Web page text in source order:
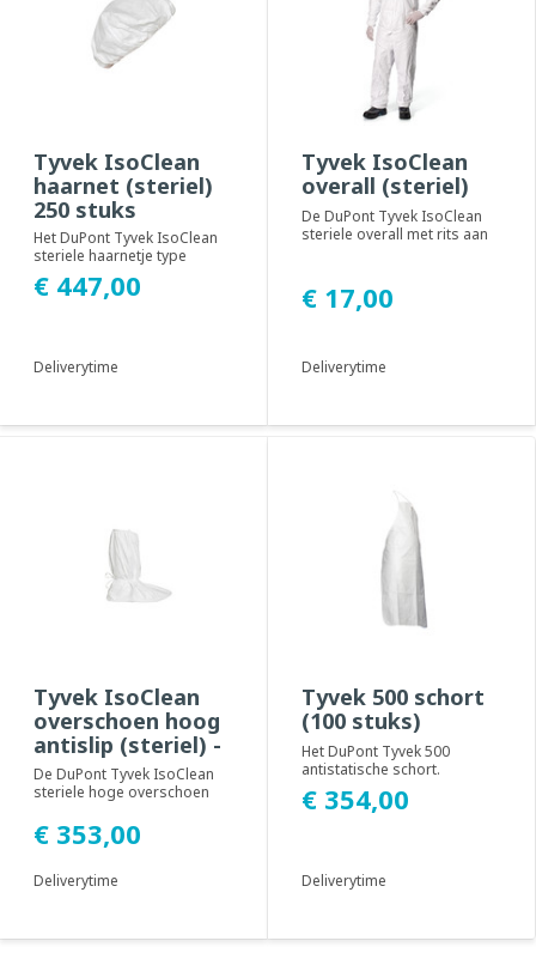
Tyvek IsoClean
haarnet (steriel)
250 stuks
Het DuPont Tyvek IsoClean
steriele haarnetje type
bouffant. Geadviseerd voor
gebruik in cl...
€ 447,00
Deliverytime
Tyvek IsoClean
overall (steriel)
De DuPont Tyvek IsoClean
steriele overall met rits aan
€ 17,00
Deliverytime
Tyvek IsoClean
overschoen hoog
antislip (steriel) -
100 stuks
De DuPont Tyvek IsoClean
steriele hoge overschoen
Geadviseerd voor gebr...
€ 353,00
Deliverytime
Tyvek 500 schort
(100 stuks)
Het DuPont Tyvek 500
antistatische schort.
Geadviseerd voor gebruik in
cleanroom omgevinge...
€ 354,00
Deliverytime